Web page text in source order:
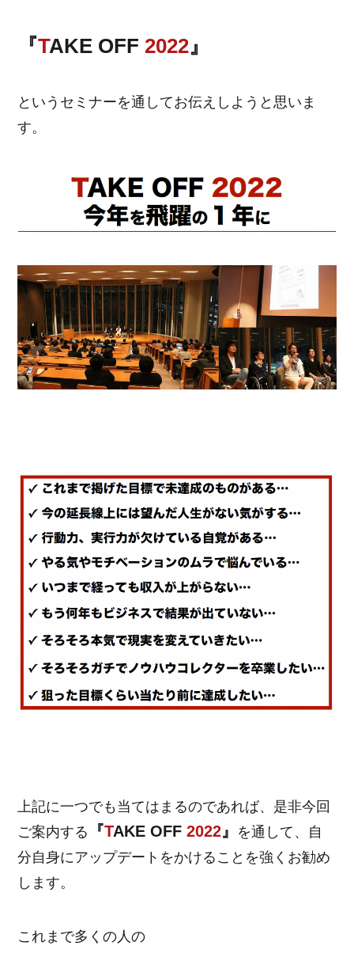
『TAKE OFF 2022』
というセミナーを通してお伝えしようと思いま
す。
上記に一つでも当てはまるのであれば、是非今回
ご案内する
『TAKE OFF2022』
を通して、自
分自身にアップデートをかけることを強くお勧め
します。
これまで多くの人の